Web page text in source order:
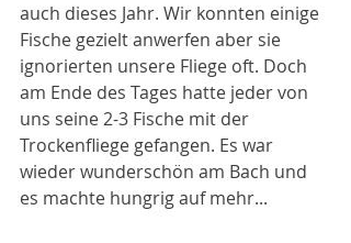
auch dieses Jahr. Wir konnten einige
Fische gezielt anwerfen aber sie
ignorierten unsere Fliege oft. Doch
am Ende des Tages hatte jeder von
uns seine 2-3 Fische mit der
Trockenfliege gefangen. Es war
wieder wunderschön am Bach und
es machte hungrig auf mehr...